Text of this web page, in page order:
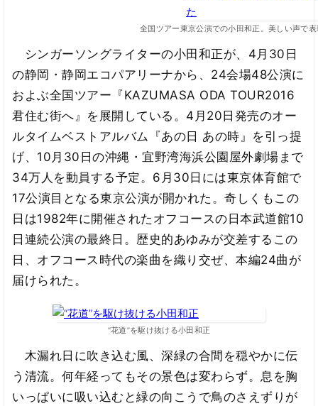
全国ツアー東京公演での小田和正。美しい声で
シンガーソングライターの小田和正が、4月30日
の静岡・静岡エコパアリーナから、24会場48公演に
およぶ全国ツアー『KAZUMASA ODA TOUR2016
君住む街へ』を展開している。4月20日発売のオー
ルタイムベストアルバム『あの日 あの時』を引っ提
げ、10月30日の沖縄・宜野湾海浜公園屋外劇場まで
34万人を動員する予定。6月30日には東京体育館で
17公演目となる東京公演が開かれた。奇しくもこの
日は1982年に開催されたオフコースの日本武道館10
日連続公演の最終日。歴史的あゆみが交差するこの
日、オフコース時代の楽曲を織り交ぜ、本編24曲が
届けられた。
“花道”を駆け抜ける小田和正
木漏れ日に吹き込む風、深緑の合間を穏やかに伝
う清流。何年経ってもその景色は変わらず。息を胸
いっぱいに吸い込むと緑の向こうで鳥のさえずりが